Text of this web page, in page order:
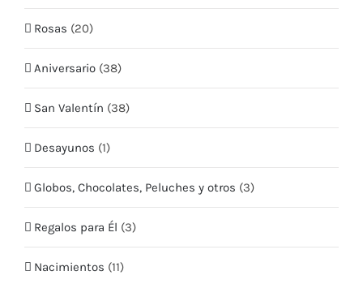
Rosas (20)
Aniversario (38)
San Valentín (38)
Desayunos (1)
Globos, Chocolates, Peluches y otros (3)
Regalos para Él (3)
Nacimientos (11)
Teléfono: +569 5409 2635
Email:info@quieroflores.cl
Web:www.quieroflores.cl
Facebook:/floresymas.cl